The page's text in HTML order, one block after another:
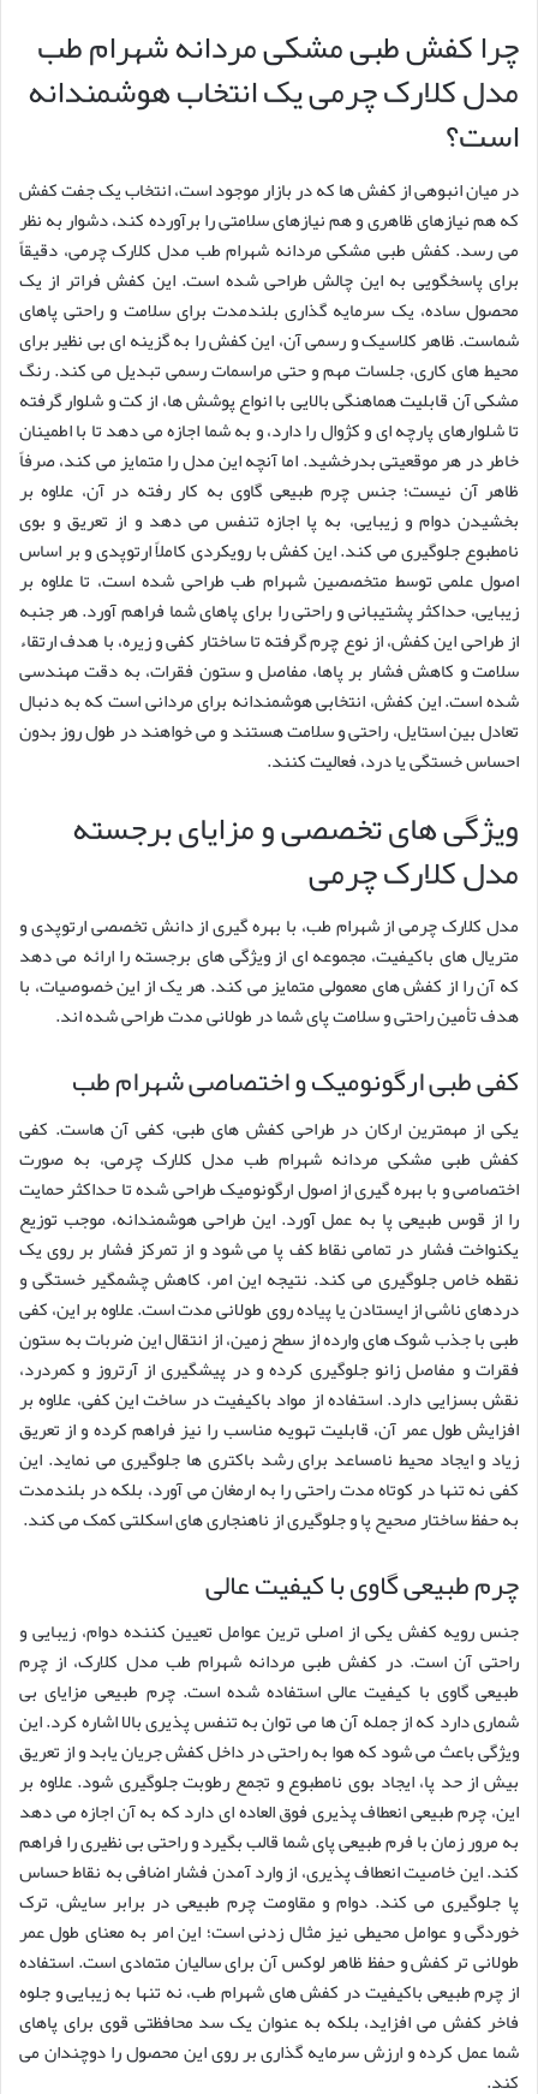
چرا کفش طبی مشکی مردانه شهرام طب
مدل کلارک چرمی یک انتخاب هوشمندانه
است؟
در میان انبوهی از کفش ها که در بازار موجود است، انتخاب یک جفت کفش
که هم نیازهای ظاهری و هم نیازهای سلامتی را برآورده کند، دشوار به نظر
می رسد. کفش طبی مشکی مردانه شهرام طب مدل کلارک چرمی، دقیقاً
برای پاسخگویی به این چالش طراحی شده است. این کفش فراتر از یک
محصول ساده، یک سرمایه گذاری بلندمدت برای سلامت و راحتی پاهای
شماست. ظاهر کلاسیک و رسمی آن، این کفش را به گزینه ای بی نظیر برای
محیط های کاری، جلسات مهم و حتی مراسمات رسمی تبدیل می کند. رنگ
مشکی آن قابلیت هماهنگی بالایی با انواع پوشش ها، از کت و شلوار گرفته
تا شلوارهای پارچه ای و کژوال را دارد، و به شما اجازه می دهد تا با اطمینان
خاطر در هر موقعیتی بدرخشید. اما آنچه این مدل را متمایز می کند، صرفاً
ظاهر آن نیست؛ جنس چرم طبیعی گاوی به کار رفته در آن، علاوه بر
بخشیدن دوام و زیبایی، به پا اجازه تنفس می دهد و از تعریق و بوی
نامطبوع جلوگیری می کند. این کفش با رویکردی کاملاً ارتوپدی و بر اساس
اصول علمی توسط متخصصین شهرام طب طراحی شده است، تا علاوه بر
زیبایی، حداکثر پشتیبانی و راحتی را برای پاهای شما فراهم آورد. هر جنبه
از طراحی این کفش، از نوع چرم گرفته تا ساختار کفی و زیره، با هدف ارتقاء
سلامت و کاهش فشار بر پاها، مفاصل و ستون فقرات، به دقت مهندسی
شده است. این کفش، انتخابی هوشمندانه برای مردانی است که به دنبال
تعادل بین استایل، راحتی و سلامت هستند و می خواهند در طول روز بدون
احساس خستگی یا درد، فعالیت کنند.
ویژگی های تخصصی و مزایای برجسته
مدل کلارک چرمی
مدل کلارک چرمی از شهرام طب، با بهره گیری از دانش تخصصی ارتوپدی و
متریال های باکیفیت، مجموعه ای از ویژگی های برجسته را ارائه می دهد
که آن را از کفش های معمولی متمایز می کند. هر یک از این خصوصیات، با
هدف تأمین راحتی و سلامت پای شما در طولانی مدت طراحی شده اند.
کفی طبی ارگونومیک و اختصاصی شهرام طب
یکی از مهمترین ارکان در طراحی کفش های طبی، کفی آن هاست. کفی
کفش طبی مشکی مردانه شهرام طب مدل کلارک چرمی، به صورت
اختصاصی و با بهره گیری از اصول ارگونومیک طراحی شده تا حداکثر حمایت
را از قوس طبیعی پا به عمل آورد. این طراحی هوشمندانه، موجب توزیع
یکنواخت فشار در تمامی نقاط کف پا می شود و از تمرکز فشار بر روی یک
نقطه خاص جلوگیری می کند. نتیجه این امر، کاهش چشمگیر خستگی و
دردهای ناشی از ایستادن یا پیاده روی طولانی مدت است. علاوه بر این، کفی
طبی با جذب شوک های وارده از سطح زمین، از انتقال این ضربات به ستون
فقرات و مفاصل زانو جلوگیری کرده و در پیشگیری از آرتروز و کمردرد،
نقش بسزایی دارد. استفاده از مواد باکیفیت در ساخت این کفی، علاوه بر
افزایش طول عمر آن، قابلیت تهویه مناسب را نیز فراهم کرده و از تعریق
زیاد و ایجاد محیط نامساعد برای رشد باکتری ها جلوگیری می نماید. این
کفی نه تنها در کوتاه مدت راحتی را به ارمغان می آورد، بلکه در بلندمدت
به حفظ ساختار صحیح پا و جلوگیری از ناهنجاری های اسکلتی کمک می کند.
چرم طبیعی گاوی با کیفیت عالی
جنس رویه کفش یکی از اصلی ترین عوامل تعیین کننده دوام، زیبایی و
راحتی آن است. در کفش طبی مردانه شهرام طب مدل کلارک، از چرم
طبیعی گاوی با کیفیت عالی استفاده شده است. چرم طبیعی مزایای بی
شماری دارد که از جمله آن ها می توان به تنفس پذیری بالا اشاره کرد. این
ویژگی باعث می شود که هوا به راحتی در داخل کفش جریان یابد و از تعریق
بیش از حد پا، ایجاد بوی نامطبوع و تجمع رطوبت جلوگیری شود. علاوه بر
این، چرم طبیعی انعطاف پذیری فوق العاده ای دارد که به آن اجازه می دهد
به مرور زمان با فرم طبیعی پای شما قالب بگیرد و راحتی بی نظیری را فراهم
کند. این خاصیت انعطاف پذیری، از وارد آمدن فشار اضافی به نقاط حساس
پا جلوگیری می کند. دوام و مقاومت چرم طبیعی در برابر سایش، ترک
خوردگی و عوامل محیطی نیز مثال زدنی است؛ این امر به معنای طول عمر
طولانی تر کفش و حفظ ظاهر لوکس آن برای سالیان متمادی است. استفاده
از چرم طبیعی باکیفیت در کفش های شهرام طب، نه تنها به زیبایی و جلوه
فاخر کفش می افزاید، بلکه به عنوان یک سد محافظتی قوی برای پاهای
شما عمل کرده و ارزش سرمایه گذاری بر روی این محصول را دوچندان می
کند.